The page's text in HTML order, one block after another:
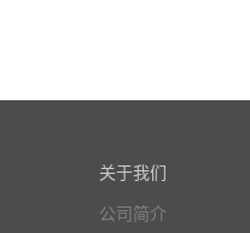
关于我们
公司简介